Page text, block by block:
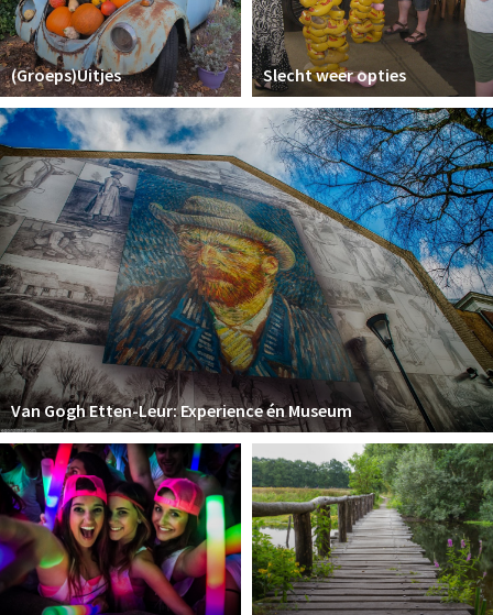
(Groeps)Uitjes Slecht weer opties
Van Gogh Etten-Leur: Experience én Museum